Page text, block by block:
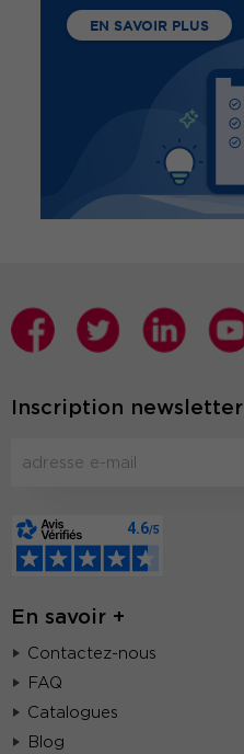
EN SAVOIR PLUS
Inscription newsletter
En savoir +
Contactez-nous
FAQ
Catalogues
Blog